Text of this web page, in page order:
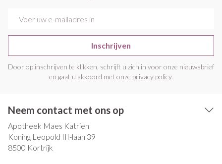
Inschrijven
Door op inschrijven te klikken, schrijft u zich in voor onze nieuwsbrief
en gaat u akkoord met onze privacy policy.
Neem contact met ons op
Apotheek Maes Katrien
Koning Leopold III-laan 39
8500 Kortrijk